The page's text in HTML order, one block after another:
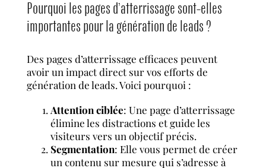
Pourquoi les pages d’atterrissage sont-elles
importantes pour la génération de leads ?
Des pages d’atterrissage efficaces peuvent
avoir un impact direct sur vos efforts de
génération de leads. Voici pourquoi :
Attention ciblée: Une page d’atterrissage
élimine les distractions et guide les
visiteurs vers un objectif précis.
Segmentation: Elle vous permet de créer
un contenu sur mesure qui s’adresse à